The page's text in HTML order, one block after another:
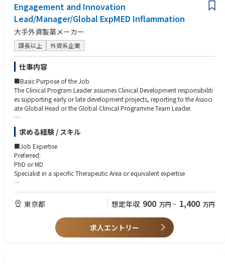
・新工場、新試運転室、または新規試験設備立上げの経験
・試験法移管、分析法バリデーション、分析技術レポリケーションの経験
・PMDA、FDA などの他国規制当局による GMP に関する試験対応の経験
・理化学試験、生化学試験、微生物試験、無菌試験、エンドトキシン試
験、環境モニタリング等に関する知見または実務経験
・外部委託試験機関の選定、管理、監査経験
・LIMS、電子記録、試験データ管理、CSV、データインテグリティに関す
る知識または実務経験
・英語による技術文書・品質文書の読解、海外技術パートナーとのコミュ
ニケーション経験
・海外パートナーとの品質管理・技術移管プロジェクト経験
Engagement and Innovation
Lead/Manager/Global ExpMED Inflammation
大手外資製薬メーカー
課長以上 外資系企業
仕事内容
■Basic Purpose of the Job
The Clinical Program Leader assumes Clinical Development responsibiliti
es supporting early or late development projects, reporting to the Associ
ate Global Head or the Global Clinical Programme Team Leader.
The Clinical Program Leader has a medical leadership role for a project o
r a portion of a project in clinical development, usually at Start of Develo
pment through Phase I–III.
The Clinical Program Leader provides medical/scientific, technical, and
managerial direction to plans, programs, and procedures within project
and indication areas to effectively develop new compounds and/or opti
The Clinical Program Leader in Experimental Medicine Japan assumes res
ponsibility for engaging External Experts (EEs) in Japan. A core element o
f this role is identifying and engaging experts with expertise in:
・Early clinical development
求める経験 / スキル
■Job Expertise
Preferred:
PhD or MD
Specialist in a specific Therapeutic Area or equivalent expertise
■Job Impact
Responsible for the project's medical budget.
■Minimum Education / Degree Requirements
東京都 想定年収 900 万円 ~ 1,400 万円
求人エントリー